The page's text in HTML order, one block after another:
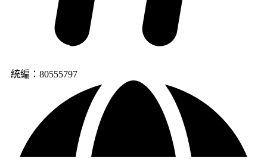
統編：80555797